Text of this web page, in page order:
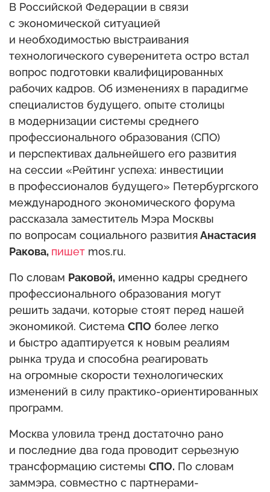
В Российской Федерации в связи
с экономической ситуацией
и необходимостью выстраивания
технологического суверенитета остро встал
вопрос подготовки квалифицированных
рабочих кадров. Об изменениях в парадигме
специалистов будущего, опыте столицы
в модернизации системы среднего
профессионального образования (СПО)
и перспективах дальнейшего его развития
на сессии «Рейтинг успеха: инвестиции
в профессионалов будущего» Петербургского
международного экономического форума
рассказала заместитель Мэра Москвы
по вопросам социального развитияАнастасия
Ракова, пишет mos.ru.
По словам Раковой, именно кадры среднего
профессионального образования могут
решить задачи, которые стоят перед нашей
экономикой. Система СПО более легко
и быстро адаптируется к новым реалиям
рынка труда и способна реагировать
на огромные скорости технологических
изменений в силу практико-ориентированных
программ.
Москва уловила тренд достаточно рано
и последние два года проводит серьезную
трансформацию системы СПО. По словам
заммэра, совместно с партнерами-